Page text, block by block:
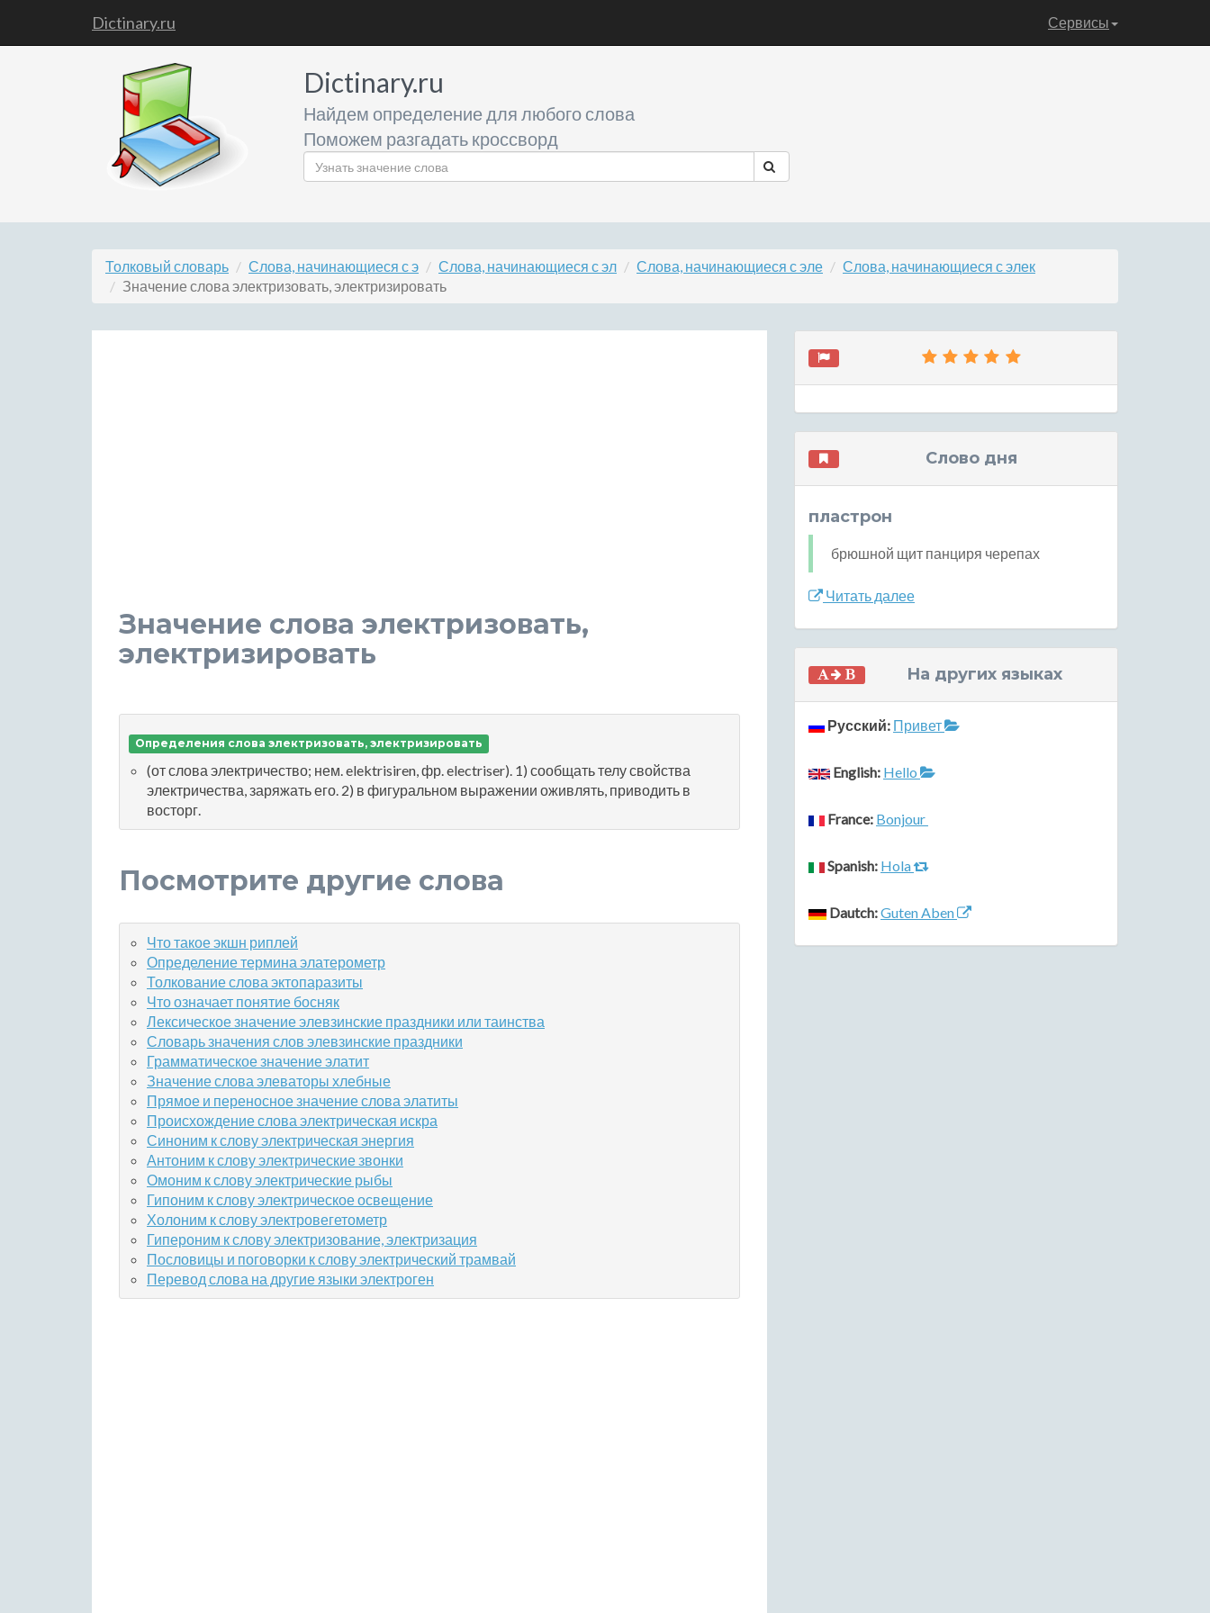
Dictinary.ru Сервисы
Dictinary.ru
Найдем определение для любого слова
Поможем разгадать кроссворд
Толковый словарь Слова, начинающиеся с э Слова, начинающиеся с эл Слова, начинающиеся с эле
Слова, начинающиеся с элек
Значение слова электризовать, электризировать
Значение слова электризовать,
электризировать
Определения слова электризовать, электризировать
(от слова электричество; нем. elektrisiren, фр. electriser). 1) сообщать телу свойства
электричества, заряжать его. 2) в фигуральном выражении оживлять, приводить в
восторг.
Посмотрите другие слова
Что такое экшн риплей
Определение термина элатерометр
Толкование слова эктопаразиты
Что означает понятие босняк
Лексическое значение элевзинские праздники или таинства
Словарь значения слов элевзинские праздники
Грамматическое значение элатит
Значение слова элеваторы хлебные
Прямое и переносное значение слова элатиты
Происхождение слова электрическая искра
Синоним к слову электрическая энергия
Антоним к слову электрические звонки
Омоним к слову электрические рыбы
Гипоним к слову электрическое освещение
Холоним к слову электровегетометр
Гипероним к слову электризование, электризация
Пословицы и поговорки к слову электрический трамвай
Перевод слова на другие языки электроген
Слово дня
пластрон
брюшной щит панциря черепах
Читать далее
На других языках
Русский: Привет
English: Hello
France: Bonjour
Spanish: Hola
Dautch:Guten Aben